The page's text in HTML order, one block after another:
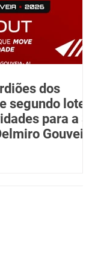
dos
segundo lote e
para a 3ª
Gouveia